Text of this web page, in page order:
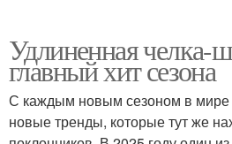
Удлиненная челка-
главный хит сезона
С каждым новым сезоном в
новые тренды, которые тут же